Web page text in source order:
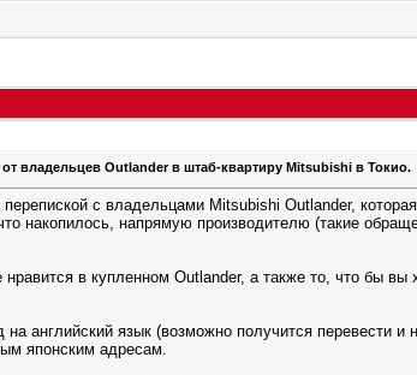
владельцев Outlander в штаб-квартиру Mitsubishi в Токио.
с владельцами Mitsubishi Outlander,
накопилось, напрямую производителю (такие
в купленном Outlander, а также то, что бы вы
английский язык (возможно получится перевести и
японским адресам.